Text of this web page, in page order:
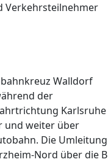
Verkehrsteilnehmer
Walldorf
der
Karlsruhe
und weiter über
Die Umleitung
Nord über die B